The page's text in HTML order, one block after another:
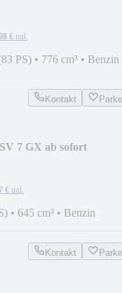
€ mtl.
PS) • 776 cm³ • Benzin
Kontakt
7 GX ab sofort
€ mtl.
• 645 cm³ • Benzin
Kontakt